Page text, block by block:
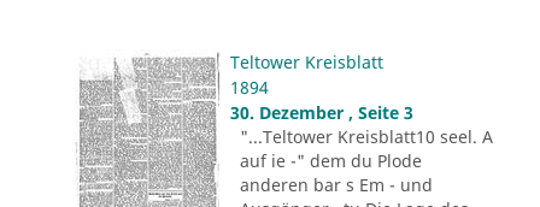
Teltower Kreisblatt
1894
30. Dezember , Seite 3
"...Teltower Kreisblatt10 seel. A
auf ie -" dem du Plode
anderen bar s Em - und